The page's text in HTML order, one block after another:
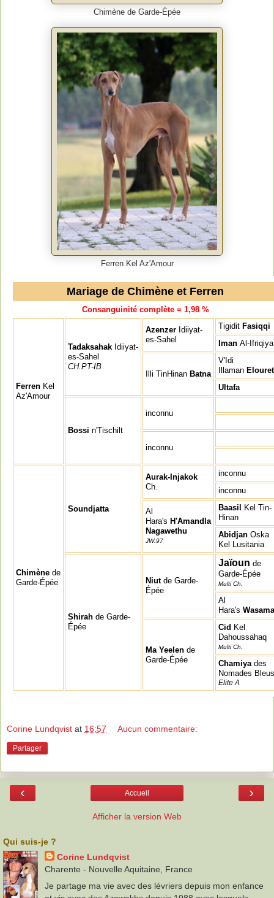
Chimène de Garde-Épée
Ferren Kel Az'Amour
Mariage de Chimène et Ferren
Consanguinité complète = 1,98 %
Ferren Kel
Az'Amour
Tadaksahak Idiiyat-
es-Sahel
CH.PT-IB
Azenzer Idiiyat-
es-Sahel
Tigidit Fasiqqi
Iman Al-Ifriqiya
Illi TinHinan Batna
V'Idi
Illaman Elouret
Ultafa
Bossi n'Tischilt
inconnu
inconnu
Chimène de
Garde-Épée
Soundjatta
Aurak-Injakok
Ch.
inconnu
inconnu
Al
Hara's H'Amandla
Nagawethu
JW.97
Baasil Kel Tin-
Hinan
Abidjan Oska
Kel Lusitania
Shirah de Garde-
Épée
Niutde Garde-
Épée
Jaïoun de
Garde-Épée
Multi Ch.
Al
Hara's Wasama
Ma Yeelen de
Garde-Épée
Cid Kel
Dahoussahaq
Multi Ch.
Chamiya des
Nomades Bleus
Elite A
Corine Lundqvist at 16:57 Aucun commentaire:
Partager
‹ ›
Accueil
Afficher la version Web
Qui suis-je ?
Corine Lundqvist
Charente - Nouvelle Aquitaine, France
Je partage ma vie avec des lévriers depuis mon enfance